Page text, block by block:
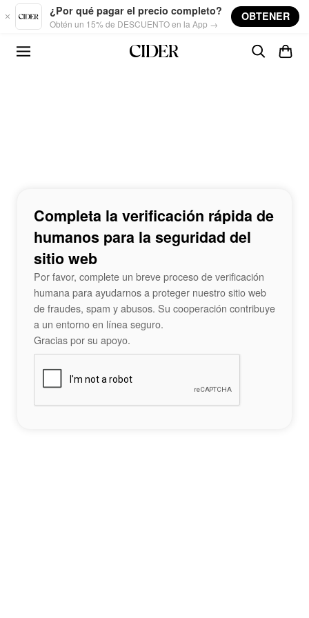
Skip to main content
¿Por qué pagar el precio completo?
Obtén un 15% de DESCUENTO en la App →
OBTENER
Completa la verificación rápida de
humanos para la seguridad del
sitio web
Por favor, complete un breve proceso de verificación
humana para ayudarnos a proteger nuestro sitio web
de fraudes, spam y abusos. Su cooperación contribuye
a un entorno en línea seguro.
Gracias por su apoyo.